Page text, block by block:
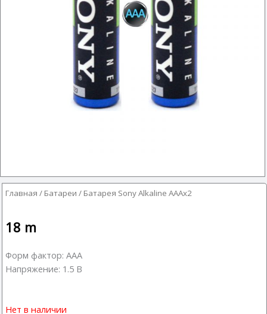
Главная / Батареи / Батарея Sony Alkaline AAAx2
18 m
Форм фактор: AAA
Напряжение: 1.5 В
Нет в наличии